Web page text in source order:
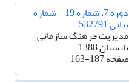
دوره 7، شماره 19 - شماره
پیاپی 532791
مدیریت فرهنگ سازمانی
تابستان 1388
صفحه163-187